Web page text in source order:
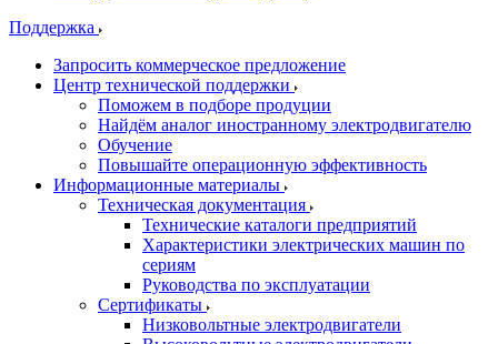
Поддержка
Запросить коммерческое предложение
Центр технической поддержки
Поможем в подборе продуции
Найдём аналог иностранному электродвигателю
Обучение
Повышайте операционную эффективность
Информационные материалы
Техническая документация
Технические каталоги предприятий
Характеристики электрических машин по
сериям
Руководства по эксплуатации
Сертификаты
Низковольтные электродвигатели